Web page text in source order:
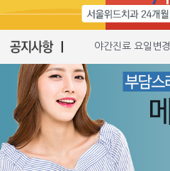
야간진료 요일변경